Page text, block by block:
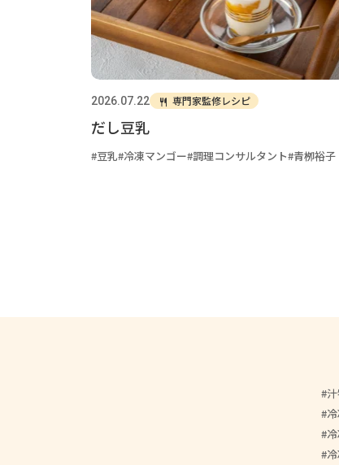
2026.07.22 専門家監修レシピ
だし豆乳
豆乳 冷凍マンゴー 調理コンサルタント 青栁裕子